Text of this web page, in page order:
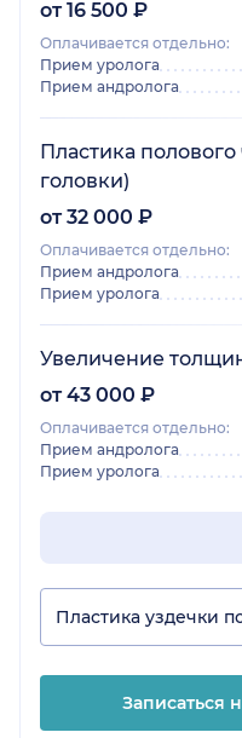
от 16 500 ₽
Оплачивается отдельно:
Прием уролога
Прием андролога
Пластика
головки)
от 32 000 ₽
Оплачивается отдельно:
Прием андролога
Прием уролога
Увеличение
от 43 000 ₽
Оплачивается отдельно:
Прием андролога
Прием уролога
Пластика уздечки
Записаться